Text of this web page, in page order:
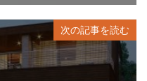
次の記事を読む